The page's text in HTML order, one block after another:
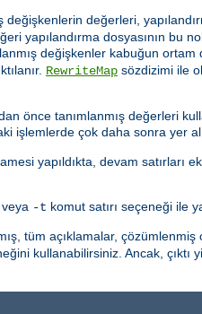
değerleri,
yapılandırma dosyasının bu
değişkenler kabuğun
RewriteMap sözdizimi ile
önce tanımlanmış değerleri
işlemlerde çok daha sonra yer
yapıldıkta, devam satırları
-t komut satırı seçeneği ile
tüm açıklamalar,
kullanabilirsiniz. Ancak, çıktı